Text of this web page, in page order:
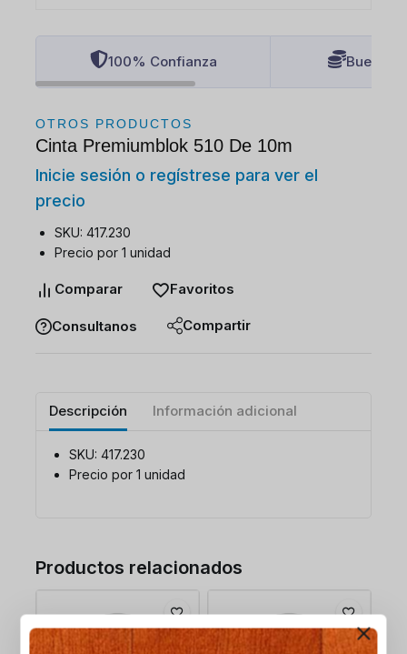
100% Confianza Buenos
OTROS PRODUCTOS
Cinta Premiumblok 510 De 10m
Inicie sesión o regístrese para ver el
precio
SKU: 417.230
Precio por 1 unidad
Comparar Favoritos
Consultanos Compartir
Descripción Información adicional
SKU: 417.230
Precio por 1 unidad
Productos relacionados